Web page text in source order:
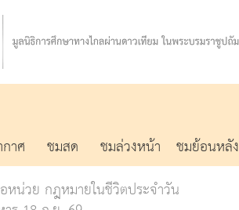
าศ ชมสด ชมล่วงหน้า ชมย้อนหลัง
น่วย กฎหมายในชีวิตประจำวัน